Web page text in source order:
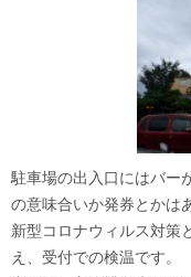
駐車場の出入口にはバー
の意味合いか発券とかは
新型コロナウィルス対策
え、受付での検温です。